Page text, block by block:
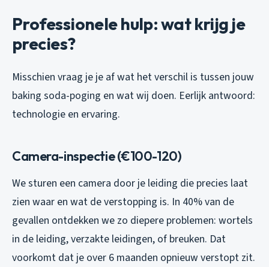
Professionele hulp: wat krijg je
precies?
Misschien vraag je je af wat het verschil is tussen jouw
baking soda-poging en wat wij doen. Eerlijk antwoord:
technologie en ervaring.
Camera-inspectie (€100-120)
We sturen een camera door je leiding die precies laat
zien waar en wat de verstopping is. In 40% van de
gevallen ontdekken we zo diepere problemen: wortels
in de leiding, verzakte leidingen, of breuken. Dat
voorkomt dat je over 6 maanden opnieuw verstopt zit.